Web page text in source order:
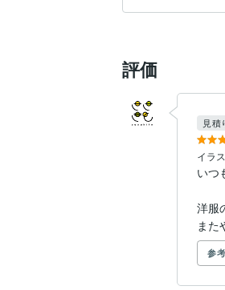
評価
見積
イラ
いつ
洋服
また
参